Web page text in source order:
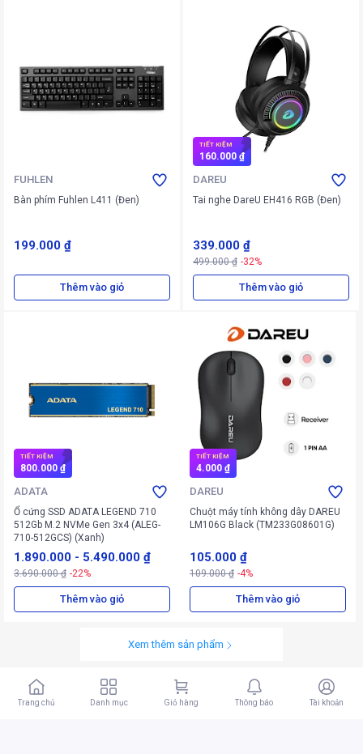
FUHLEN
Bàn phím Fuhlen L411 (Đen)
199.000 ₫
Thêm vào giỏ
TIẾT KIỆM
160.000 ₫
DAREU
Tai nghe DareU EH416 RGB (Đen)
339.000 ₫
499.000 ₫ -32%
Thêm vào giỏ
TIẾT KIỆM
800.000 ₫
ADATA
Ổ cứng SSD ADATA LEGEND 710
512Gb M.2 NVMe Gen 3x4 (ALEG-
710-512GCS) (Xanh)
1.890.000 - 5.490.000 ₫
3.690.000 ₫ -22%
Thêm vào giỏ
TIẾT KIỆM
4.000 ₫
DAREU
Chuột máy tính không dây DAREU
LM106G Black (TM233G08601G)
105.000 ₫
109.000 ₫ -4%
Thêm vào giỏ
Xem thêm sản phẩm
Trang chủ Danh mục Giỏ hàng Thông báo Tài khoản